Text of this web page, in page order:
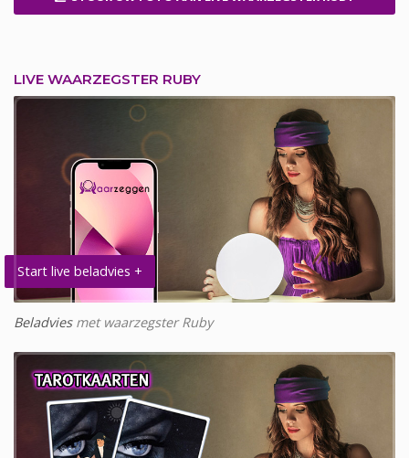
LIVE WAARZEGSTER RUBY
Start live beladvies +
Beladviesmet waarzegster Ruby